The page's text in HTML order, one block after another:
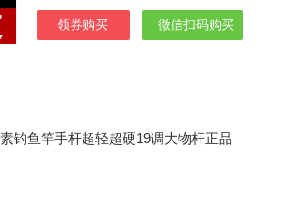
领券购买 微信扫码购买